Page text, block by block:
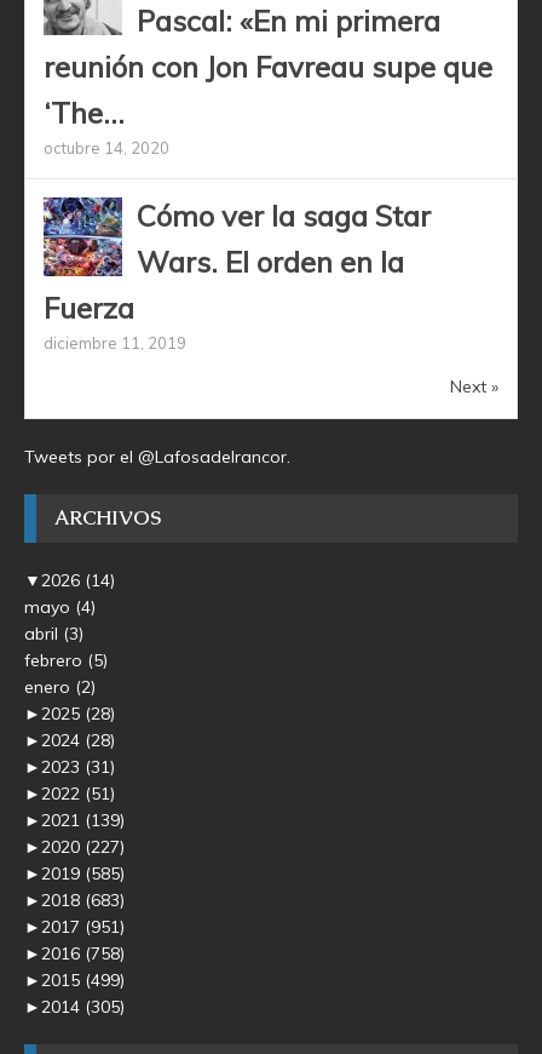
Pascal: «En mi primera
reunión con Jon Favreau supe que
‘The...
octubre 14, 2020
Cómo ver la saga Star
Wars. El orden en la
Fuerza
diciembre 11, 2019
Next »
Tweets por el @Lafosadelrancor.
ARCHIVOS
▼2026 (14)
mayo (4)
abril (3)
febrero (5)
enero (2)
►2025 (28)
►2024 (28)
►2023 (31)
►2022 (51)
►2021 (139)
►2020 (227)
►2019 (585)
►2018 (683)
►2017 (951)
►2016 (758)
►2015 (499)
►2014 (305)